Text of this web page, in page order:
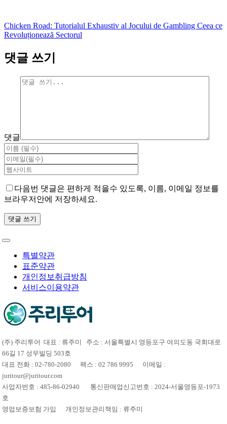
Chicken Road: Tutorialul Exhaustiv al Jocului de Gambling Ceea ce
Revoluționează Sectorul
댓글 쓰기
댓글
다음번 댓글은 편하게 적을수 있도록, 이름, 이메일 정보를
브라우저안에 저장하세요.
특별약관
표준약관
개인정보취급방침
서비스이용약관
(주) 주리투어 대표 : 류주미 주소 : 서울특별시 영등포구 여의도동 국회대로
66길 17 성우빌딩 503호
대표 전화 : 02-780-2080 팩스 : 02 786 9995 이메일 :
juritour@juritour.com
사업자번호 : 485-86-02940 통신판매업신고번호 : 2024-서울영등포-1973
호
영업보증보험 가입 개인정보관리책임 : 류주미